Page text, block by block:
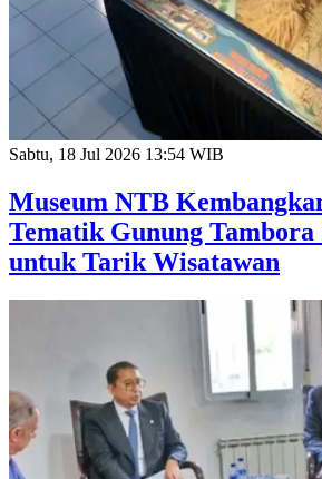
Sabtu, 18 Jul 2026 13:54 WIB
Museum NTB
Tematik Gunung Tambora
untuk Tarik Wisatawan